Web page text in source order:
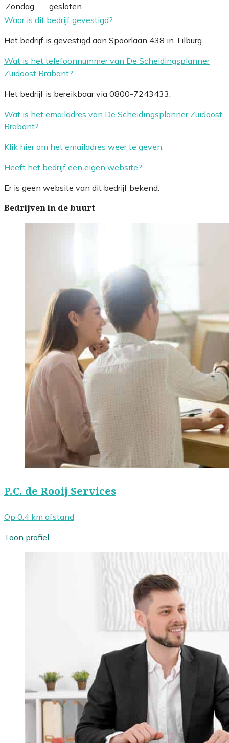
Zondag
gesloten
Waar is dit bedrijf gevestigd?
Het bedrijf is gevestigd aan Spoorlaan 438 in Tilburg.
Wat is het telefoonnummer van De Scheidingsplanner
Zuidoost Brabant?
Het bedrijf is bereikbaar via 0800-7243433.
Wat is het emailadres van De Scheidingsplanner Zuidoost
Brabant?
Klik hier om het emailadres weer te geven.
Heeft het bedrijf een eigen website?
Er is geen website van dit bedrijf bekend.
Bedrijven in de buurt
P.C. de Rooij Services
Op 0.4 km afstand
Toon profiel